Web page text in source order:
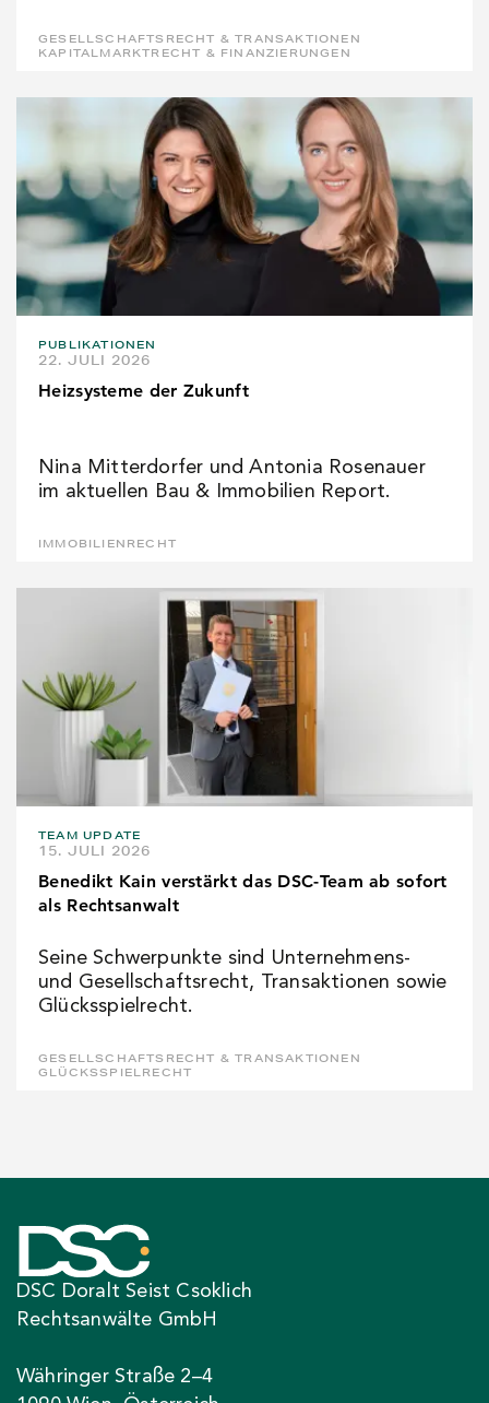
GESELLSCHAFTSRECHT & TRANSAKTIONEN
KAPITALMARKTRECHT & FINANZIERUNGEN
PUBLIKATIONEN
22. JULI 2026
Heizsysteme der Zukunft
Nina Mitterdorfer und Antonia Rosenauer
im aktuellen Bau & Immobilien Report.
IMMOBILIENRECHT
TEAM UPDATE
15. JULI 2026
Benedikt Kain verstärkt das DSC-Team ab sofort
als Rechtsanwalt
Seine Schwerpunkte sind Unternehmens-
und Gesellschaftsrecht, Transaktionen sowie
Glücksspielrecht.
GESELLSCHAFTSRECHT & TRANSAKTIONEN
GLÜCKSSPIELRECHT
DSC Doralt Seist Csoklich
Rechtsanwälte GmbH
Währinger Straße 2–4